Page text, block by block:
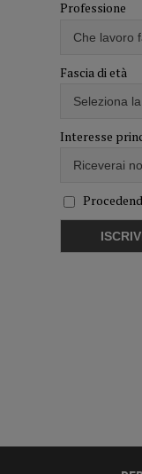
Professione
Fascia di età
Interesse